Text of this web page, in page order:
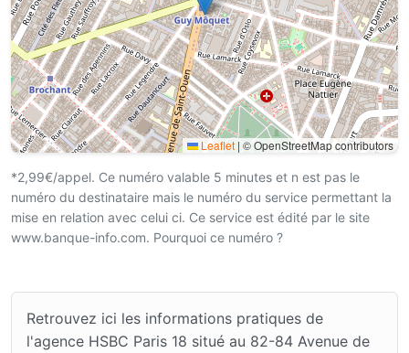
Leaflet | © OpenStreetMap contributors
*2,99€/appel. Ce numéro valable 5 minutes et n est pas le
numéro du destinataire mais le numéro du service permettant la
mise en relation avec celui ci. Ce service est édité par le site
www.banque-info.com. Pourquoi ce numéro ?
Retrouvez ici les informations pratiques de
l'agence HSBC Paris 18 situé au 82-84 Avenue de